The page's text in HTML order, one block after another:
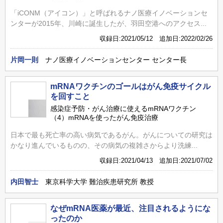
「iCONM（アイコン）」と呼ばれるナノ医療イノベーションセ
ンターが2015年、川崎に誕生したが、羽田空港へのアクセス...
収録日:2021/05/12 追加日:2022/02/26
片岡一則 ナノ医療イノベーションセンター センター長
mRNAワクチンのゴールはがん免疫サイクル
を回すこと
感染症予防・がん治療に使えるmRNAワクチン
（4）mRNAを使ったがん免疫治療
日本で最も死亡率の高い病気であるがん。がんについての研究は
かなり進んでいるものの、その病気の複雑さからより洗練...
収録日:2021/04/13 追加日:2021/07/02
内田智士 東京科学大学 難治疾患研究所 教授
なぜmRNA医薬が最近、注目されるようにな
ったのか